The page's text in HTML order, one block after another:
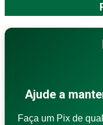
Ajude a
Faça um Pix de